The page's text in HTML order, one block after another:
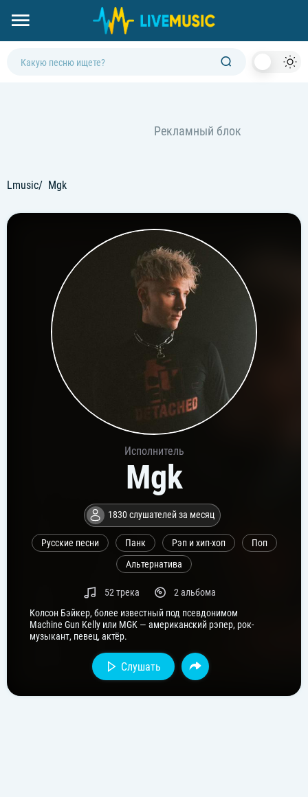
Lmusic Mgk
Исполнитель
Mgk
1830 слушателей за месяц
Русские песни Панк Рэп и хип-хоп
Поп
Альтернатива
52 трека
2 альбома
Колсон Бэйкер, более известный под псевдонимом
Machine Gun Kelly или MGK — американский рэпер, рок-
музыкант, певец, актёр.
Слушать